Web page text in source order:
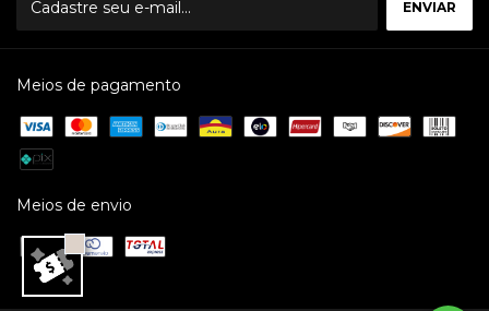
Meios de pagamento
Meios de envio